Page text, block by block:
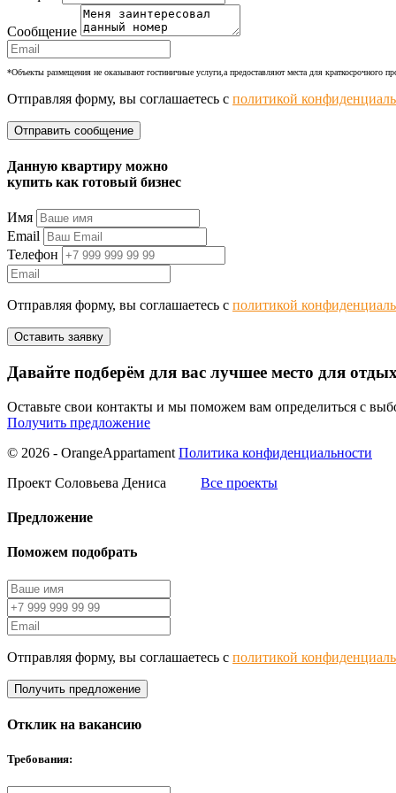
Сообщение
*Объекты размещения не оказывают гостиничные услуги,а предоставляют места для краткосрочного
Отправляя форму, вы соглашаетесь с политикой
Данную квартиру можно
купить как готовый бизнес
Имя
Email
Телефон
Отправляя форму, вы соглашаетесь с политикой
Давайте подберём для вас лучшее место для
Оставьте свои контакты и мы поможем вам определиться с
Получить предложение
© 2026 - OrangeAppartament Политика конфиденциальности
Проект Соловьева Дениса
Все проекты
Предложение
Поможем подобрать
Отправляя форму, вы соглашаетесь с политикой
Получить предложение
Отклик на вакансию
Требования: